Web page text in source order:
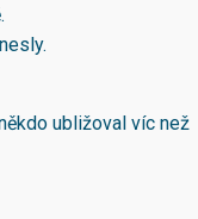
ubližoval víc než